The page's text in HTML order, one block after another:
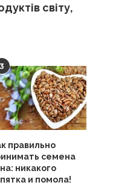
світу,
3
правильно
семена
никакого
и помола!